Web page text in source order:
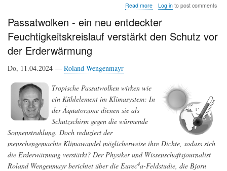
Read moreabout
weit
kann
künstliche
Wissenschaft
generieren?
Log into post comments
Passatwolken - ein neu entdeckter
Feuchtigkeitskreislauf verstärkt den Schutz vor
der Erderwärmung
Do, 11.04.2024 — Roland Wengenmayr
Tropische Passatwolken wirken wie
ein Kühlelement im Klimasystem: In
der Äquatorzone dienen sie als
Schutzschirm gegen die wärmende
Sonnenstrahlung. Doch reduziert der
menschengemachte Klimawandel möglicherweise ihre Dichte, sodass sich
die Erderwärmung verstärkt? Der Physiker und Wissenschaftsjournalist
Roland Wengenmayr berichtet über die Eurec4a-Feldstudie, die Bjorn